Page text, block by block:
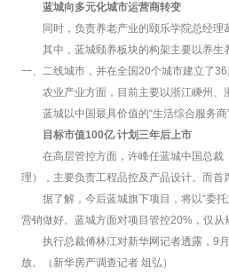
蓝城向多元化城市运营商转变
同时，负责养老产业的颐乐学院总经
其中，蓝城颐养板块的构架主要以养生
一、二线城市，并在全国20个城市建立了36
农业产业方面，目前主要以浙江嵊州、
蓝城以中国最具价值的“生活综合服务
目标市值100亿 计划三年后上市
在高层管控方面，许峰任蓝城中国总
理），主要负责工程品控及产品设计。而
据了解，今后蓝城旗下项目，将以“委
营销做好。蓝城方面对项目管控20%，仅
执行总裁傅林江对新华网记者透露，9
放。（新华房产调查记者 俎弘）